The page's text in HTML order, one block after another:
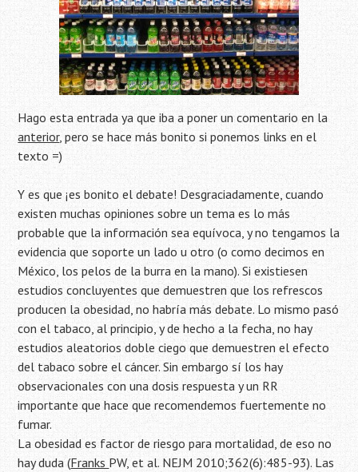
Hago esta entrada ya que iba a poner un comentario en la
anterior, pero se hace más bonito si ponemos links en el
texto =)
Y es que ¡es bonito el debate! Desgraciadamente, cuando
existen muchas opiniones sobre un tema es lo más
probable que la información sea equívoca, y no tengamos la
evidencia que soporte un lado u otro (o como decimos en
México, los pelos de la burra en la mano). Si existiesen
estudios concluyentes que demuestren que los refrescos
producen la obesidad, no habría más debate. Lo mismo pasó
con el tabaco, al principio, y de hecho a la fecha, no hay
estudios aleatorios doble ciego que demuestren el efecto
del tabaco sobre el cáncer. Sin embargo sí los hay
observacionales con una dosis respuesta y un RR
importante que hace que recomendemos fuertemente no
fumar.
La obesidad es factor de riesgo para mortalidad, de eso no
hay duda (Franks PW, et al. NEJM 2010;362(6):485-93). Las